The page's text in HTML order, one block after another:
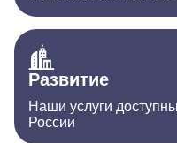
Развитие
Наши услуги
России